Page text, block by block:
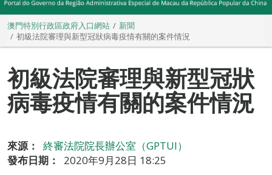
澳門特別行政區政府入口網站
新聞
初級法院審理與新型冠狀病毒疫情有關的案件情況
初級法院審理與新型冠狀
病毒疫情有關的案件情況
來源：
終審法院院長辦公室（GPTUI）
發布日期：
2020年9月28日 18:25